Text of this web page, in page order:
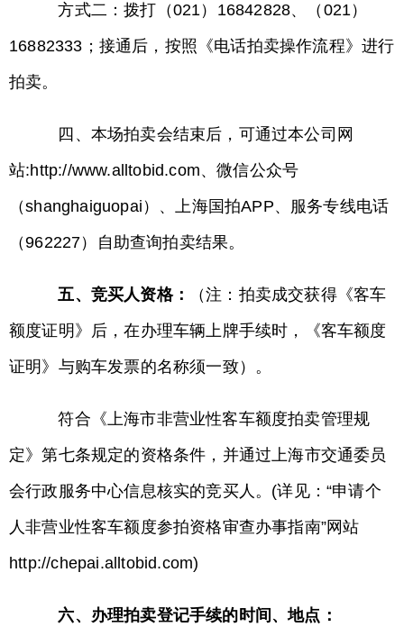
方式二：拨打（021）16842828、（021）
16882333；接通后，按照《电话拍卖操作流程》进行
拍卖。
四、本场拍卖会结束后，可通过本公司网
站:http://www.alltobid.com、微信公众号
（shanghaiguopai）、上海国拍APP、服务专线电话
（962227）自助查询拍卖结果。
五、竞买人资格：
（注：拍卖成交获得《客车
额度证明》后，在办理车辆上牌手续时，《客车额度
证明》与购车发票的名称须一致）。
符合《上海市非营业性客车额度拍卖管理规
定》第七条规定的资格条件，并通过上海市交通委员
会行政服务中心信息核实的竞买人。(详见：“申请个
人非营业性客车额度参拍资格审查办事指南”网站
http://chepai.alltobid.com)
六、办理拍卖登记手续的时间、地点：